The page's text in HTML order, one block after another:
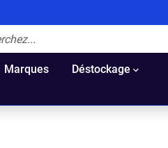
Marques Déstockage